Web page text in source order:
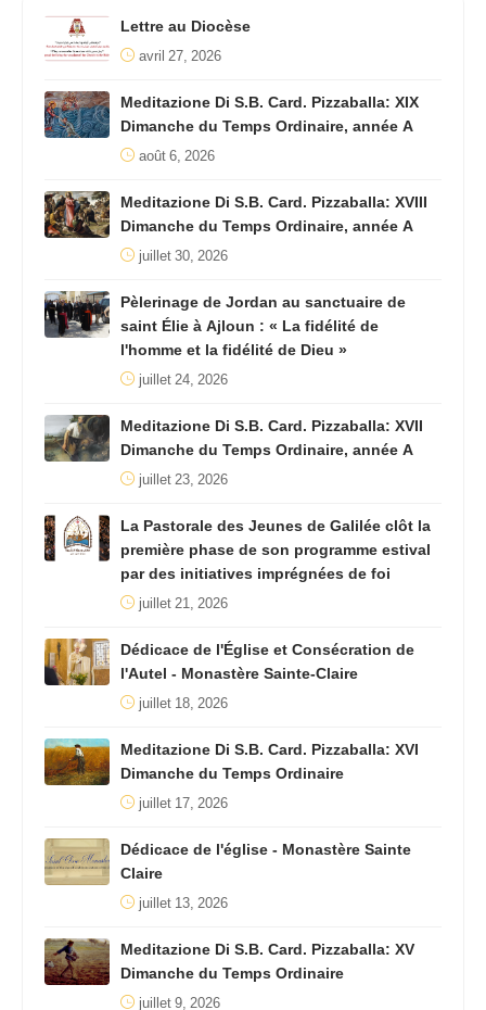
Lettre au Diocèse
avril 27, 2026
Meditazione Di S.B. Card. Pizzaballa: XIX
Dimanche du Temps Ordinaire, année A
août 6, 2026
Meditazione Di S.B. Card. Pizzaballa: XVIII
Dimanche du Temps Ordinaire, année A
juillet 30, 2026
Pèlerinage de Jordan au sanctuaire de
saint Élie à Ajloun : « La fidélité de
l'homme et la fidélité de Dieu »
juillet 24, 2026
Meditazione Di S.B. Card. Pizzaballa: XVII
Dimanche du Temps Ordinaire, année A
juillet 23, 2026
La Pastorale des Jeunes de Galilée clôt la
première phase de son programme estival
par des initiatives imprégnées de foi
juillet 21, 2026
Dédicace de l'Église et Consécration de
l'Autel - Monastère Sainte-Claire
juillet 18, 2026
Meditazione Di S.B. Card. Pizzaballa: XVI
Dimanche du Temps Ordinaire
juillet 17, 2026
Dédicace de l'église - Monastère Sainte
Claire
juillet 13, 2026
Meditazione Di S.B. Card. Pizzaballa: XV
Dimanche du Temps Ordinaire
juillet 9, 2026